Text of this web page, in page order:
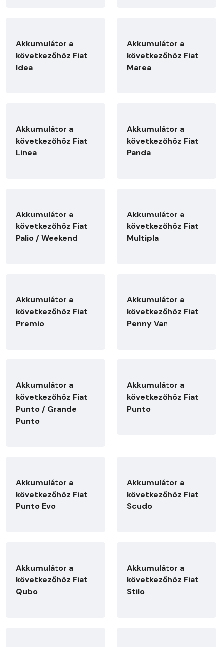
Akkumulátor a
következőhöz Fiat
Idea
Akkumulátor a
következőhöz Fiat
Marea
Akkumulátor a
következőhöz Fiat
Linea
Akkumulátor a
következőhöz Fiat
Panda
Akkumulátor a
következőhöz Fiat
Palio / Weekend
Akkumulátor a
következőhöz Fiat
Multipla
Akkumulátor a
következőhöz Fiat
Premio
Akkumulátor a
következőhöz Fiat
Penny Van
Akkumulátor a
következőhöz Fiat
Punto / Grande
Punto
Akkumulátor a
következőhöz Fiat
Punto
Akkumulátor a
következőhöz Fiat
Punto Evo
Akkumulátor a
következőhöz Fiat
Scudo
Akkumulátor a
következőhöz Fiat
Qubo
Akkumulátor a
következőhöz Fiat
Stilo